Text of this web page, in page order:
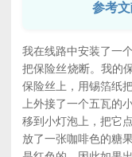
参考
我在线路中安装了一
把保险丝烧断。我的
保险丝上，用锡箔纸
上外接了一个五瓦的
移到小灯泡上，把它
放了一张咖啡色的糖